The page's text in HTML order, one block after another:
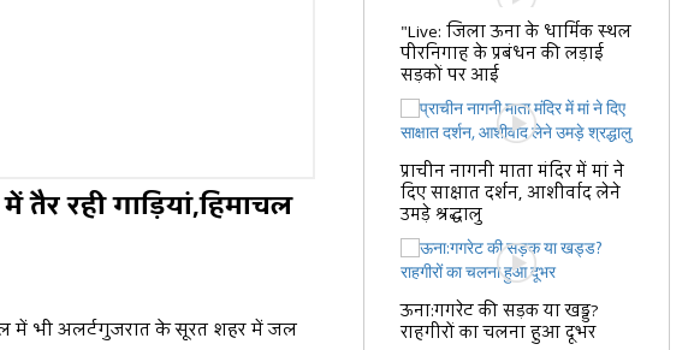
रही गाड़ियां,हिमाचल
में भी अलर्टगुजरात के सूरत शहर में जल
"Live: जिला ऊना के धार्मिक स्थल
पीरनिगाह के प्रबंधन की लड़ाई
सड़कों पर आई
प्राचीन नागनी माता मंदिर में मां ने
दिए साक्षात दर्शन, आशीर्वाद लेने
उमड़े श्रद्धालु
ऊना:गगरेट की सड़क या खड्ड?
राहगीरों का चलना हुआ दूभर